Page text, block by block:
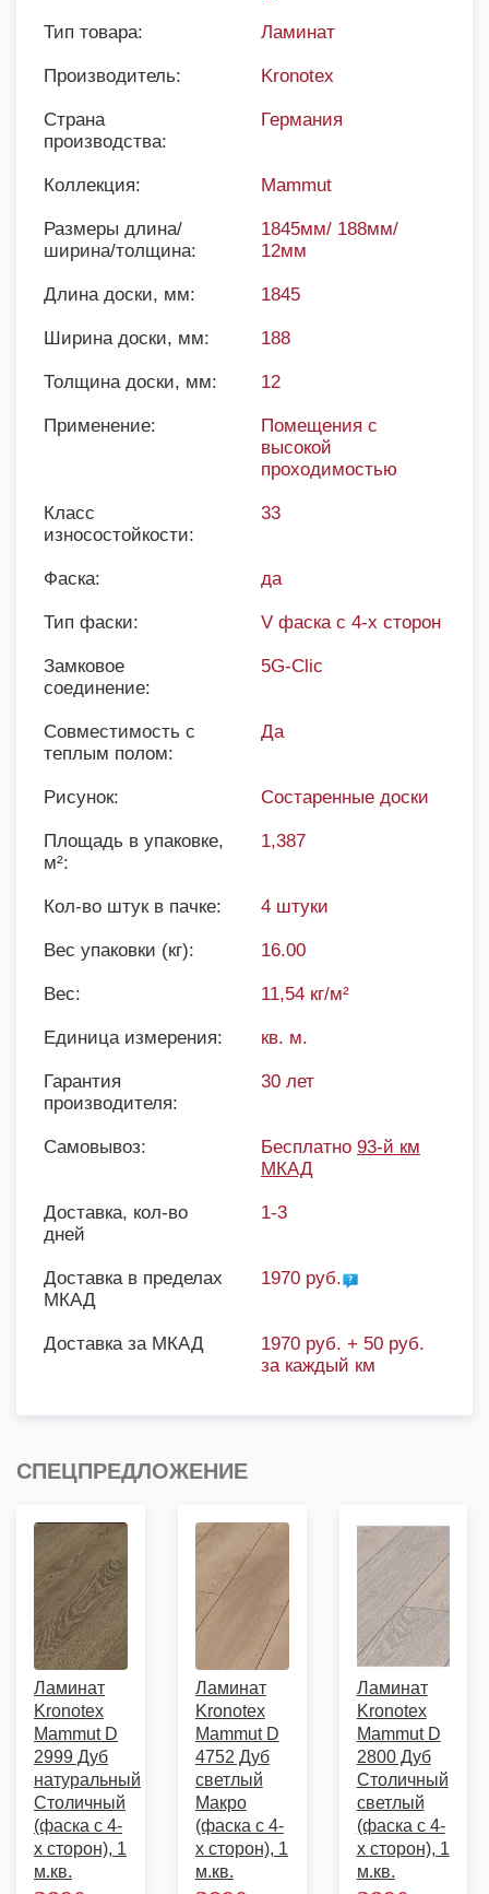
Тип товара: Ламинат
Производитель: Kronotex
Страна
производства:
Германия
Коллекция: Mammut
Размеры длина/
ширина/толщина:
1845мм/ 188мм/
12мм
Длина доски, мм: 1845
Ширина доски, мм: 188
Толщина доски, мм: 12
Применение:
Помещения с
высокой
проходимостью
Класс
износостойкости:
33
Фаска: да
Тип фаски: V фаска с 4-х сторон
Замковое
соединение:
5G-Clic
Совместимость с
теплым полом:
Да
Рисунок: Состаренные доски
Площадь в упаковке,
м²:
1,387
Кол-во штук в пачке: 4 штуки
Вес упаковки (кг): 16.00
Вес: 11,54 кг/м²
Единица измерения: кв. м.
Гарантия
производителя:
30 лет
Самовывоз: Бесплатно 93-й км
МКАД
Доставка, кол-во
дней
1-3
Доставка в пределах
МКАД
1970 руб.
Доставка за МКАД
1970 руб. + 50 руб.
за каждый км
СПЕЦПРЕДЛОЖЕНИЕ
Ламинат
Kronotex
Mammut D
2999 Дуб
натуральный
Столичный
(фаска с 4-
х сторон), 1
м.кв.
Ламинат
Kronotex
Mammut D
4752 Дуб
светлый
Макро
(фаска с 4-
х сторон), 1
м.кв.
Ламинат
Kronotex
Mammut D
2800 Дуб
Столичный
светлый
(фаска с 4-
х сторон), 1
м.кв.